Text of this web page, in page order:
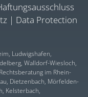
| Data Protection
Ludwigshafen,
Walldorf-Wiesloch,
im Rhein-
Dietzenbach, Mörfelden-
Kelsterbach,